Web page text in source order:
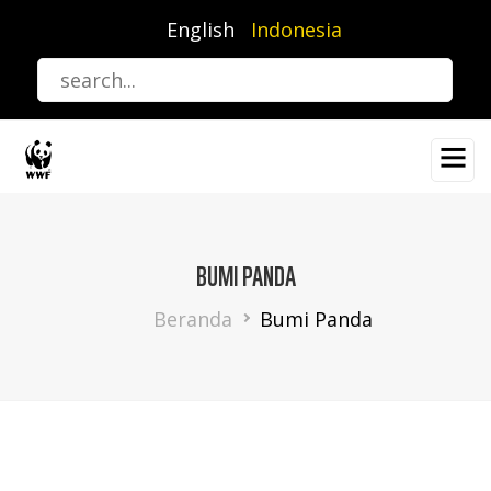
utama
English Indonesia
BUMI PANDA
Breadcrumb
Beranda Bumi Panda